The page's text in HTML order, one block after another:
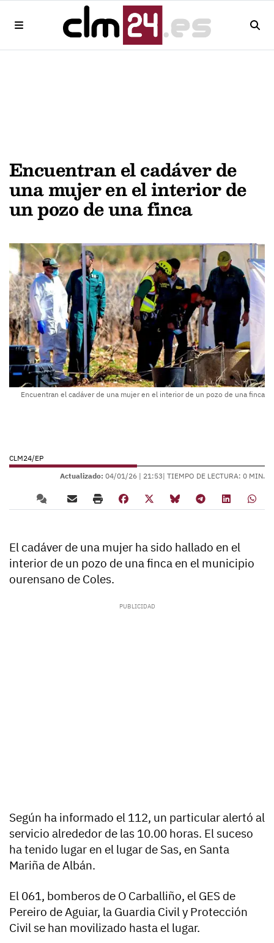
Encuentran el cadáver de
una mujer en el interior de
un pozo de una finca
Encuentran el cadáver de una mujer en el interior de un pozo de una finca
CLM24/EP
Actualizado: 04/01/26 | 21:53| TIEMPO DE LECTURA: 0 MIN.
El cadáver de una mujer ha sido hallado en el
interior de un pozo de una finca en el municipio
ourensano de Coles.
Según ha informado el 112, un particular alertó al
servicio alrededor de las 10.00 horas. El suceso
ha tenido lugar en el lugar de Sas, en Santa
Mariña de Albán.
El 061, bomberos de O Carballiño, el GES de
Pereiro de Aguiar, la Guardia Civil y Protección
Civil se han movilizado hasta el lugar.